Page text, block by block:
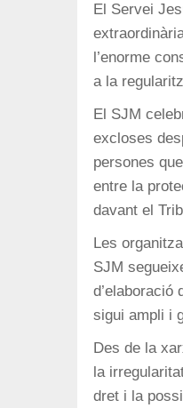
El Servei
l’enorme
a la
El SJM
excloses
persones
entre la
davant el
Les
SJM
d’elaboració
sigui ampli i
Des de la
la
dret i la